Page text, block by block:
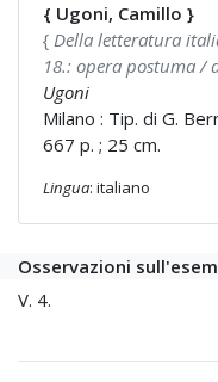
{ Ugoni, Camillo }
{ Della letteratura
18.: opera postuma /
Ugoni
Milano : Tip. di G.
667 p. ; 25 cm.
Lingua: italiano
Osservazioni
V. 4.